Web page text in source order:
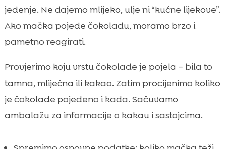
jedenje. Ne dajemo mlijeko, ulje ni “kućne lijekove”.
Ako mačka pojede čokoladu, moramo brzo i
pametno reagirati.
Provjerimo koju vrstu čokolade je pojela – bila to
tamna, mliječna ili kakao. Zatim procijenimo koliko
je čokolade pojedeno i kada. Sačuvamo
ambalažu za informacije o kakau i sastojcima.